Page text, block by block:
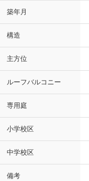
築年月
構造
主方位
ルーフバルコニー
専用庭
小学校区
中学校区
備考